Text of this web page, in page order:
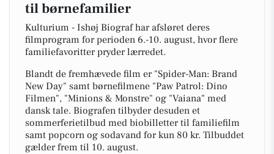
til børnefamilier
Kulturium - Ishøj Biograf har afsløret deres
filmprogram for perioden 6.-10. august, hvor flere
familiefavoritter pryder lærredet.
Blandt de fremhævede film er "Spider-Man: Brand
New Day" samt børnefilmene "Paw Patrol: Dino
Filmen", "Minions & Monstre" og "Vaiana" med
dansk tale. Biografen tilbyder desuden et
sommerferietilbud med biobilletter til familiefilm
samt popcorn og sodavand for kun 80 kr. Tilbuddet
gælder frem til 10. august.